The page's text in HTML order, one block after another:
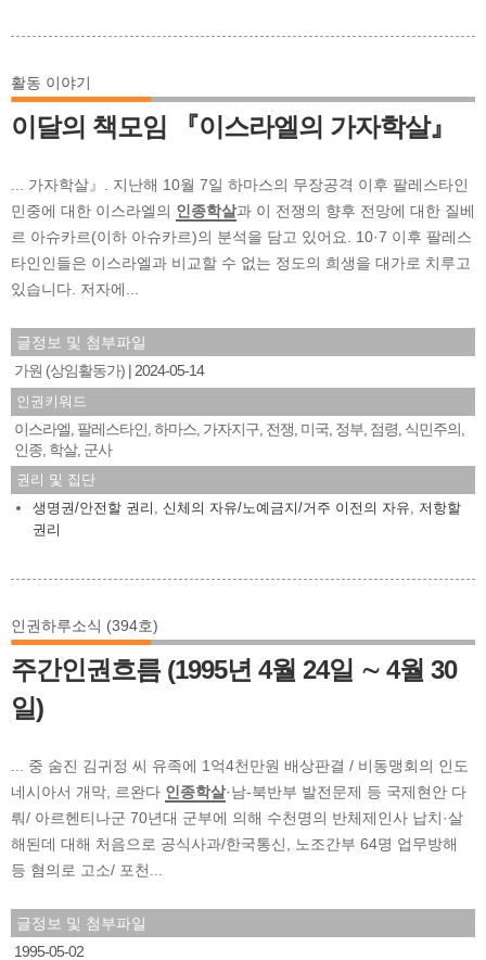
활동 이야기
이달의 책모임 『이스라엘의 가자학살』
... 가자학살』. 지난해 10월 7일 하마스의 무장공격 이후 팔레스타인
민중에 대한 이스라엘의 인종학살과 이 전쟁의 향후 전망에 대한 질베
르 아슈카르(이하 아슈카르)의 분석을 담고 있어요. 10·7 이후 팔레스
타인인들은 이스라엘과 비교할 수 없는 정도의 희생을 대가로 치루고
있습니다. 저자에...
글정보 및 첨부파일
가원 (상임활동가)
2024-05-14
인권키워드
이스라엘 팔레스타인 하마스 가자지구 전쟁 미국 정부 점령 식민주의
인종 학살, 군사
권리 및 집단
생명권/안전할 권리
신체의 자유/노예금지/거주 이전의 자유
저항할
권리
인권하루소식 (394호)
주간인권흐름 (1995년 4월 24일 ∼ 4월 30
일)
... 중 숨진 김귀정 씨 유족에 1억4천만원 배상판결 / 비동맹회의 인도
네시아서 개막, 르완다 인종학살·남-북반부 발전문제 등 국제현안 다
뤄/ 아르헨티나군 70년대 군부에 의해 수천명의 반체제인사 납치·살
해된데 대해 처음으로 공식사과/한국통신, 노조간부 64명 업무방해
등 혐의로 고소/ 포천...
글정보 및 첨부파일
1995-05-02